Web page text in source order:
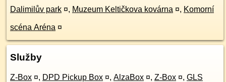
Dalimilův park ¤, Muzeum Keltičkova kovárna ¤, Komorní
scéna Aréna ¤
Služby
Z-Box ¤, DPD Pickup Box ¤, AlzaBox ¤, Z-Box ¤, GLS